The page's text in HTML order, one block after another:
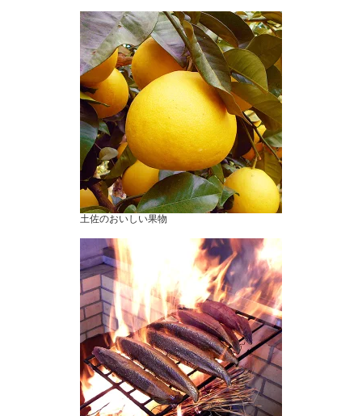
土佐のおいしい果物